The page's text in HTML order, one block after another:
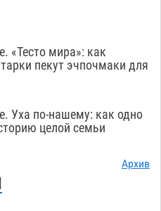
лихача с улицы
день в режиме
нагрузки
с мусором угрожает
района
578
«Тесто мира»: как
пекут эчпочмаки для
Уха по-нашему: как одно
целой семьи
Архив